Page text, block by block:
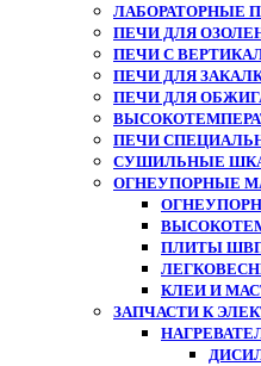
ЛАБОРАТОРНЫЕ
ПЕЧИ ДЛЯ
ПЕЧИ С
ПЕЧИ ДЛЯ
ПЕЧИ ДЛЯ
ПЕЧИ
СУШИЛЬНЫЕ
ОГНЕУПОРНЫЕ
ПЛИТЫ
КЛЕИ И
ЗАПЧАСТИ К